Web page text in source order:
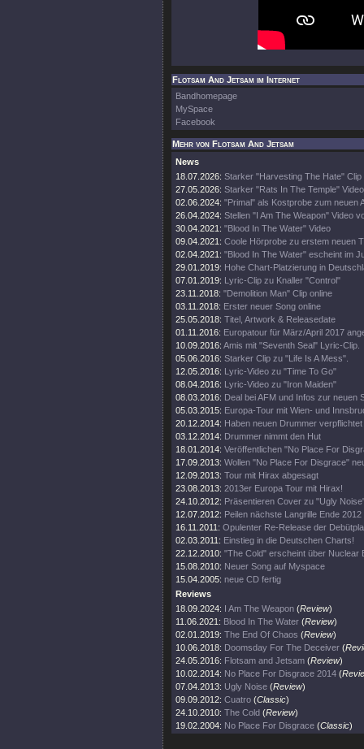
Flotsam And Jetsam im Internet
Bandhomepage
MySpace
Facebook
Mehr von Flotsam And Jetsam
News
18.07.2026: Starker "Harvesting The Hate" Clip
27.05.2026: Starker "Rats In The Temple"
02.06.2024: "Primal" als Kostprobe zum neuen
26.04.2024: Stellen "I Am The Weapon" Video
30.04.2021: "Blood In The Water" Video
09.04.2021: Coole Hörprobe zu erstem neuen
02.04.2021: "Blood In The Water" escheint im
29.01.2019: Hohe Chart-Platzierung in
07.01.2019: Lyric-Clip zu Knaller "Control"
23.11.2018: "Demolition Man" Clip online
03.11.2018: Erster neuer Song online
25.05.2018: Titel, Artwork & Releasedate
01.11.2016: Europatour für März/April 2017
10.09.2016: Amis mit "Seventh Seal" Lyric-Clip.
05.06.2016: Starker Clip zu "Life Is A Mess".
12.05.2016: Lyric-Video zu "Time To Go"
08.04.2016: Lyric-Video zu "Iron Maiden"
08.03.2016: Deal bei AFM und Infos zur neuen
05.03.2015: Europa-Tour mit Wien- und
20.12.2014: Haben neuen Drummer verpflichtet
03.12.2014: Drummer nimmt den Hut
18.01.2014: Veröffentlichen "No Place For
17.09.2013: Wollen "No Place For Disgrace"
12.09.2013: Tour mit Hirax abgesagt
23.08.2013: 2013er Europa Tour mit Hirax!
24.10.2012: Präsentieren Cover zu "Ugly
12.07.2012: Peilen nächste Langrille Ende 2012
16.11.2011: Opulenter Re-Release der
02.03.2011: Einstieg in die Deutschen Charts!
22.12.2010: "The Cold" erscheint über Nuclear
15.08.2010: Neuer Song auf Myspace
15.04.2005: neue CD fertig
Reviews
18.09.2024: I Am The Weapon (Review)
11.06.2021: Blood In The Water (Review)
02.01.2019: The End Of Chaos (Review)
10.06.2018: Doomsday For The Deceiver (
24.05.2016: Flotsam and Jetsam (Review)
10.02.2014: No Place For Disgrace 2014 (
07.04.2013: Ugly Noise (Review)
09.09.2012: Cuatro (Classic)
24.10.2010: The Cold (Review)
19.02.2004: No Place For Disgrace (Classic)